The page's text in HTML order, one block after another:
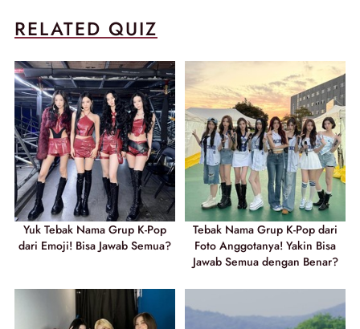
RELATED QUIZ
Yuk Tebak Nama Grup K-Pop
dari Emoji! Bisa Jawab Semua?
Tebak Nama Grup K-Pop dari
Foto Anggotanya! Yakin Bisa
Jawab Semua dengan Benar?